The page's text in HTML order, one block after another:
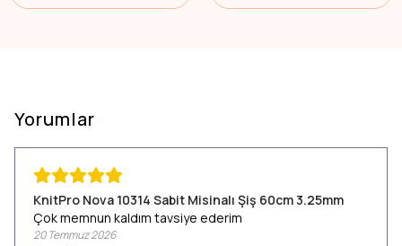
Yorumlar
KnitPro Nova 10314 Sabit Misinalı Şiş 60cm 3.25mm
Çok memnun kaldım tavsiye ederim
20 Temmuz 2026